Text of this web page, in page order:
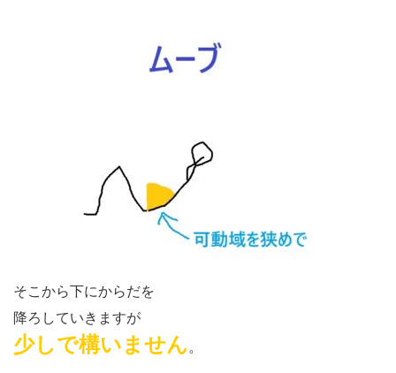
そこから下にからだを
降ろしていきますが
少しで構いません。